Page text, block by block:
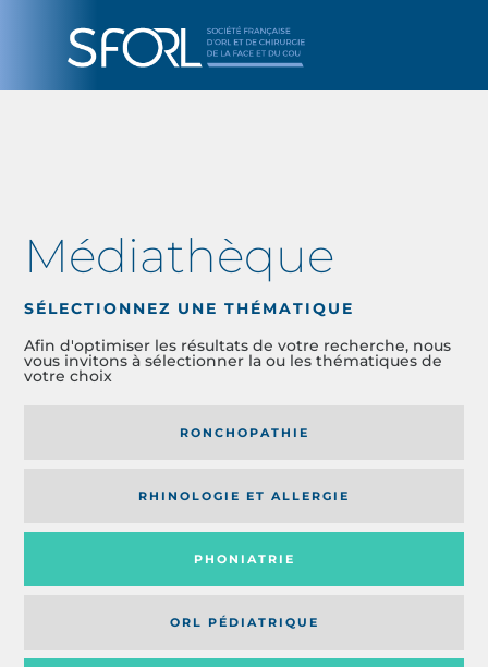
Médiathèque
SÉLECTIONNEZ UNE THÉMATIQUE
Afin d'optimiser les résultats de votre recherche, nous
vous invitons à sélectionner la ou les thématiques de
votre choix
RONCHOPATHIE
RHINOLOGIE ET ALLERGIE
PHONIATRIE
ORL PÉDIATRIQUE